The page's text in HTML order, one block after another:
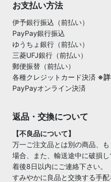
お支払い方法
伊予銀行振込（前払い）
PayPay銀行振込
ゆうちょ銀行（前払い）
三菱UFJ銀行（前払い）
郵便振替（前払い）
各種クレジットカード決済 ※詳
PayPayオンライン決済
返品・交換について
【不良品について】
万一ご注文品とは別の商品、
場合、また、輸送途中に破損
着後8日以内にご連絡下さい。
すみやかに良品と交換する手配